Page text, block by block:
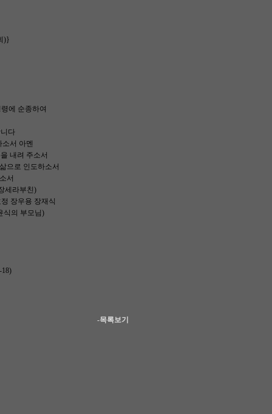
)}
에 순종하여
다
서 아멘
내려 주소서
으로 인도하소서
서
세라부친)
장우용 장재식
의 부모님)
-목록보기